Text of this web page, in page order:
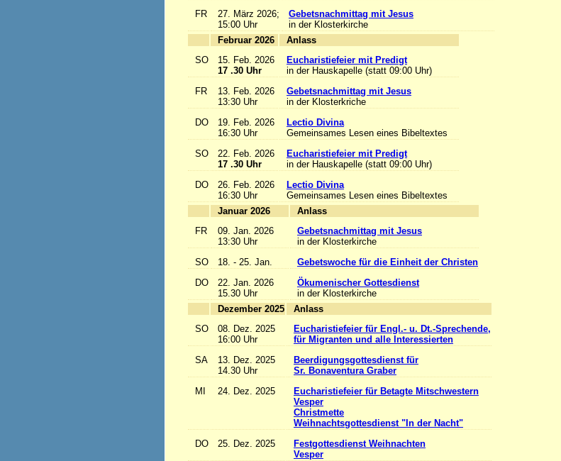
FR
27. März 2026;
15:00 Uhr
Gebetsnachmittag mit Jesus
in der Klosterkirche
Februar 2026
Anlass
SO
15. Feb. 2026
17 .30 Uhr
Eucharistiefeier mit Predigt
in der Hauskapelle (statt 09:00 Uhr)
FR
13. Feb. 2026
13:30 Uhr
Gebetsnachmittag mit Jesus
in der Klosterkriche
DO
19. Feb. 2026
16:30 Uhr
Lectio Divina
Gemeinsames Lesen eines Bibeltextes
SO
22. Feb. 2026
17 .30 Uhr
Eucharistiefeier mit Predigt
in der Hauskapelle (statt 09:00 Uhr)
DO
26. Feb. 2026
16:30 Uhr
Lectio Divina
Gemeinsames Lesen eines Bibeltextes
Januar 2026
Anlass
FR
09. Jan. 2026
13:30 Uhr
Gebetsnachmittag mit Jesus
in der Klosterkirche
SO
18. - 25. Jan.
Gebetswoche für die Einheit der Christen
DO
22. Jan. 2026
15.30 Uhr
Ökumenischer Gottesdienst
in der Klosterkirche
Dezember 2025
Anlass
SO
08. Dez. 2025
16:00 Uhr
Eucharistiefeier für Engl.- u. Dt.-Sprechende,
für Migranten und alle Interessierten
SA
13. Dez. 2025
14.30 Uhr
Beerdigungsgottesdienst für
Sr. Bonaventura Graber
MI
24. Dez. 2025
Eucharistiefeier für Betagte Mitschwestern
Vesper
Christmette
Weihnachtsgottesdienst "In der Nacht"
DO
25. Dez. 2025
Festgottesdienst Weihnachten
Vesper